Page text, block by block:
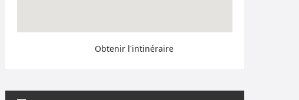
Obtenir l'intinéraire